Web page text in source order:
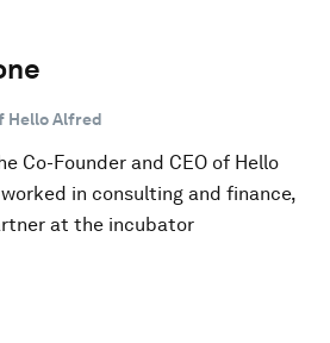
Hello Alfred
Co-Founder and CEO of Hello
in consulting and finance,
at the incubator